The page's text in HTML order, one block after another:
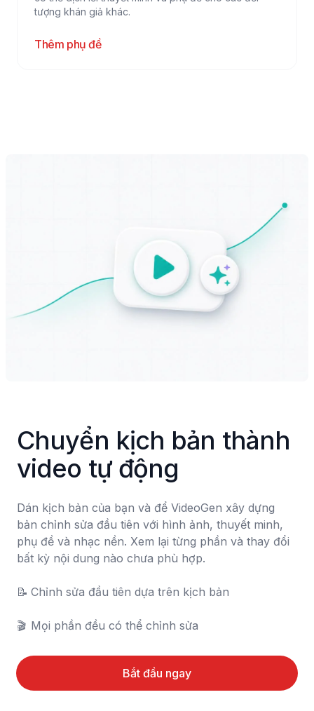
tượng khán giả khác.
Thêm phụ đề
Chuyển kịch bản thành
video tự động
Dán kịch bản của bạn và để VideoGen xây dựng
bản chỉnh sửa đầu tiên với hình ảnh, thuyết minh,
phụ đề và nhạc nền. Xem lại từng phần và thay đổi
bất kỳ nội dung nào chưa phù hợp.
📝	Chỉnh sửa đầu tiên dựa trên kịch bản
🎬	Mọi phần đều có thể chỉnh sửa
Bắt đầu ngay